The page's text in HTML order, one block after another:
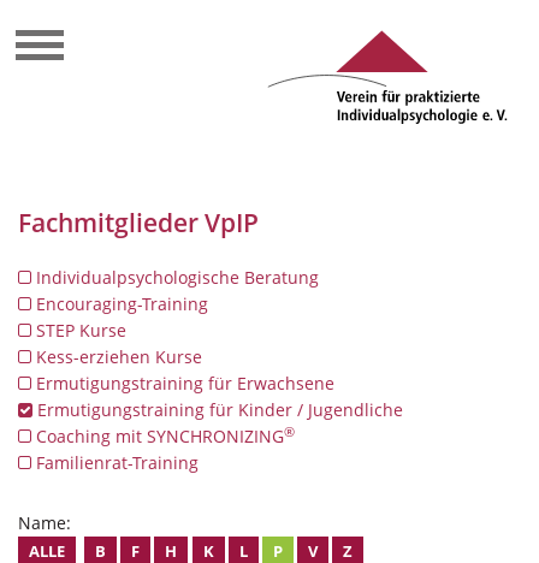
Fachmitglieder VpIP
Individualpsychologische Beratung
Encouraging-Training
STEP Kurse
Kess-erziehen Kurse
Ermutigungstraining für Erwachsene
Ermutigungstraining für Kinder / Jugendliche
Coaching mit SYNCHRONIZING®
Familienrat-Training
Name:
ALLE B F H K L P V Z